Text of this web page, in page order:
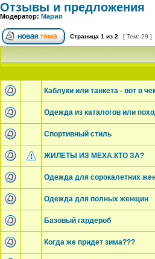
Отзывы и предложения
Модератор: Мария
Страница 1 из 2 [ Тем: 29 ]
Каблуки или танкета - вот в
Одежда из каталогов или
Спортивный стиль
ЖИЛЕТЫ ИЗ МЕХА.КТО ЗА?
Одежда для сорокалетних
Одежда для полных женщин
Базовый гардероб
Когда же придет зима???